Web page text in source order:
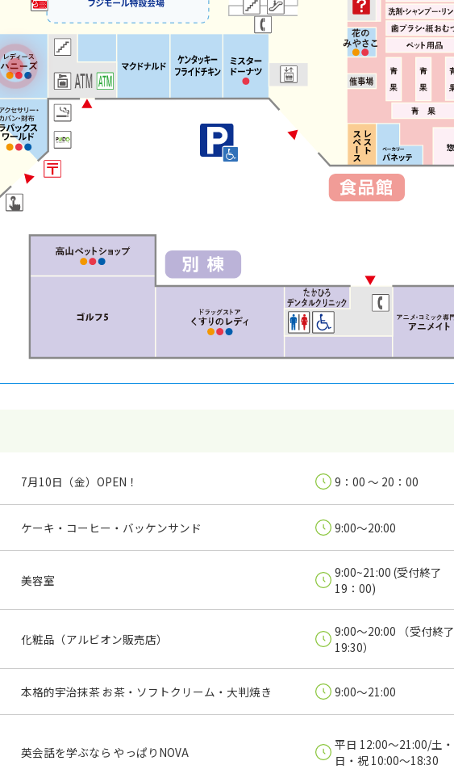
7月10日（金）OPEN！ 9：00 ～ 20：00
ケーキ・コーヒー・バッケンサンド 9:00〜20:00
美容室
9:00~21:00 (受付終了
19：00)
化粧品（アルビオン販売店）
9:00～20:00 （受付終了
19:30）
本格的宇治抹茶 お茶・ソフトクリーム・大判焼き 9:00～21:00
英会話を学ぶなら やっぱりNOVA
平日 12:00～21:00/土・
日・祝 10:00～18:30